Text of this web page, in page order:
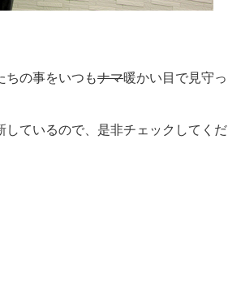
ちの事をいつもナマ暖かい目で見守っ
ているので、是非チェックしてくだ